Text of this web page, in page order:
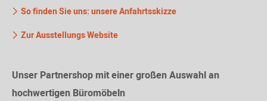
So finden Sie uns: unsere Anfahrtsskizze
Zur Ausstellungs Website
Unser Partnershop mit einer großen Auswahl an
hochwertigen Büromöbeln